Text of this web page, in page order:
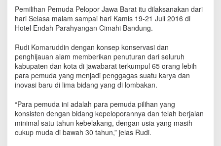
e
r
s
i
n
g
d
i
i
n
g
k
a
Pemilihan Pemuda Pelopor Jawa Barat itu dilaksanakan dari
hari Selasa malam sampai hari Kamis 19-21 Juli 2016 di
Hotel Endah Parahyangan Cimahi Bandung.
Rudi Komaruddin dengan konsep konservasi dan
penghijauan alam memberikan penuturan dari seluruh
kabupaten dan kota di jawabarat terkumpul 65 orang lebih
para pemuda yang menjadi penggagas suatu karya dan
inovasi baru di lima bidang yang di lombakan.
“Para pemuda ini adalah para pemuda pilihan yang
konsisten dengan bidang kepeloporannya dan telah berjalan
minimal satu tahun kebelakang, dengan usia yang masih
cukup muda di bawah 30 tahun,” jelas Rudi.